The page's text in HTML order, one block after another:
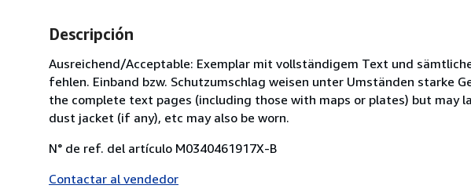
Descripción
Ausreichend/Acceptable: Exemplar mit vollständigem Text und
fehlen. Einband bzw. Schutzumschlag weisen unter Umständen starke
the complete text pages (including those with maps or plates) but may
dust jacket (if any), etc may also be worn.
N° de ref. del artículo M0340461917X-B
Contactar al vendedor